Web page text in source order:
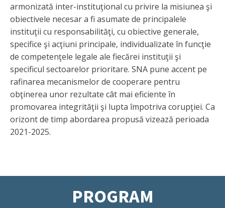
armonizată inter-instituţional cu privire la misiunea şi
obiectivele necesar a fi asumate de principalele
instituţii cu responsabilităţi, cu obiective generale,
specifice şi acţiuni principale, individualizate în funcţie
de competenţele legale ale fiecărei instituţii şi
specificul sectoarelor prioritare. SNA pune accent pe
rafinarea mecanismelor de cooperare pentru
obţinerea unor rezultate cât mai eficiente în
promovarea integrităţii şi lupta împotriva corupţiei. Ca
orizont de timp abordarea propusă vizează perioada
2021-2025.
PROGRAM